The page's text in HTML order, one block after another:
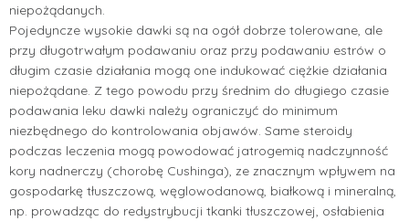
niepożądanych.
Pojedyncze wysokie dawki są na ogół dobrze tolerowane, ale
przy długotrwałym podawaniu oraz przy podawaniu estrów o
długim czasie działania mogą one indukować ciężkie działania
niepożądane. Z tego powodu przy średnim do długiego czasie
podawania leku dawki należy ograniczyć do minimum
niezbędnego do kontrolowania objawów. Same steroidy
podczas leczenia mogą powodować jatrogemią nadczynność
kory nadnerczy (chorobę Cushinga), ze znacznym wpływem na
gospodarkę tłuszczową, węglowodanową, białkową i mineralną,
np. prowadząc do redystrybucji tkanki tłuszczowej, osłabienia